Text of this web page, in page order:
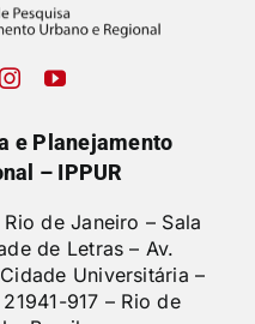
e Planejamento
– IPPUR
de Janeiro – Sala
de Letras – Av.
Universitária –
917 – Rio de